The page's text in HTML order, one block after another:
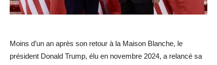
Moins d’un an après son retour à la Maison Blanche, le
président Donald Trump, élu en novembre 2024, a relancé sa